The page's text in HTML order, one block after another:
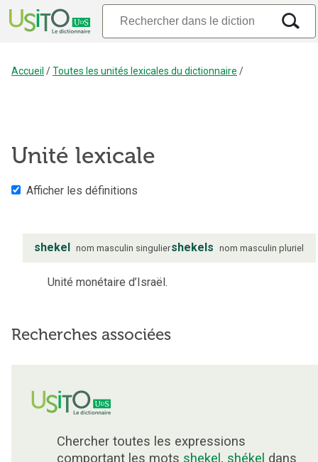
Accueil /Toutes les unités lexicales du dictionnaire /
Unité lexicale
Afficher les définitions
shekel nom masculin singuliershekels nom masculin pluriel
Unité monétaire d’Israël.
Recherches associées
Chercher toutes les expressions
comportant les mots shekel , shékel dans